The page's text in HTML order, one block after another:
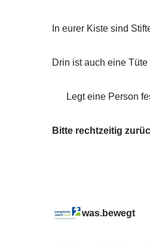
In eurer Kiste sind
Drin ist auch eine
Legt eine Person
Bitte rechtzeitig
was.bewegt